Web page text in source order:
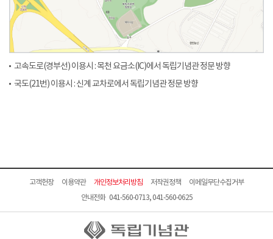
고속도로(경부선) 이용시 : 목천 요금소(IC)에서 독립기념관 정문 방향
국도(21번) 이용시 : 신계 교차로에서 독립기념관 정문 방향
고객헌장 이용약관 개인정보처리방침 저작권정책
이메일무단수집거부
안내전화 041-560-0713, 041-560-0625